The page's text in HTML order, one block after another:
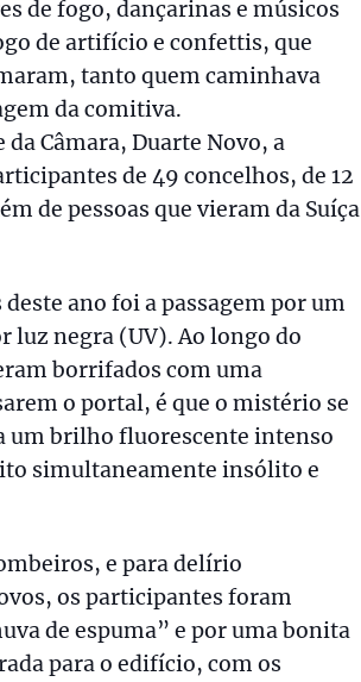
de fogo, dançarinas e músicos
de artifício e confettis, que
tanto quem caminhava
da comitiva.
Câmara, Duarte Novo, a
de 49 concelhos, de 12
de pessoas que vieram da Suíça
ano foi a passagem por um
negra (UV). Ao longo do
borrifados com uma
o portal, é que o mistério se
um brilho fluorescente intenso
simultaneamente insólito e
e para delírio
os participantes foram
de espuma” e por uma bonita
para o edifício, com os